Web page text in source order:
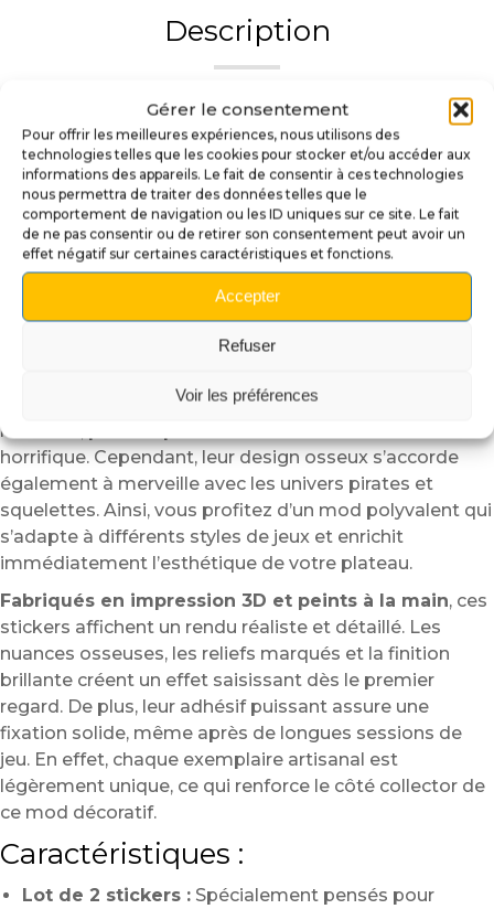
Gérer le consentement
Pour offrir les meilleures expériences, nous utilisons des
technologies telles que les cookies pour stocker et/ou accéder aux
informations des appareils. Le fait de consentir à ces technologies
nous permettra de traiter des données telles que le
comportement de navigation ou les ID uniques sur ce site. Le fait
de ne pas consentir ou de retirer son consentement peut avoir un
effet négatif sur certaines caractéristiques et fonctions.
Accepter
Refuser
Voir les préférences
Description
Lot de 2 stickers 3D en
forme d’os –
Personnalisation
horrifique ou pirate pour
vos batteurs de flipper
Transformez vos batteurs en véritables éléments
avec ce lot exclusif de deux stickers 3D en
nombreux flippers, ils apportent une ambiance
macabre, parfaite pour les machines à thème
horrifique. Cependant, leur design osseux s’accorde
également à merveille avec les univers pirates et
squelettes. Ainsi, vous profitez d’un mod polyvalent qui
s’adapte à différents styles de jeux et enrichit
immédiatement l’esthétique de votre plateau.
Fabriqués en impression 3D et peints à la main, ces
stickers affichent un rendu réaliste et détaillé. Les
nuances osseuses, les reliefs marqués et la finition
brillante créent un effet saisissant dès le premier
regard. De plus, leur adhésif puissant assure une
fixation solide, même après de longues sessions de
jeu. En effet, chaque exemplaire artisanal est
légèrement unique, ce qui renforce le côté collector de
ce mod décoratif.
Caractéristiques :
Lot de 2 stickers : Spécialement pensés pour